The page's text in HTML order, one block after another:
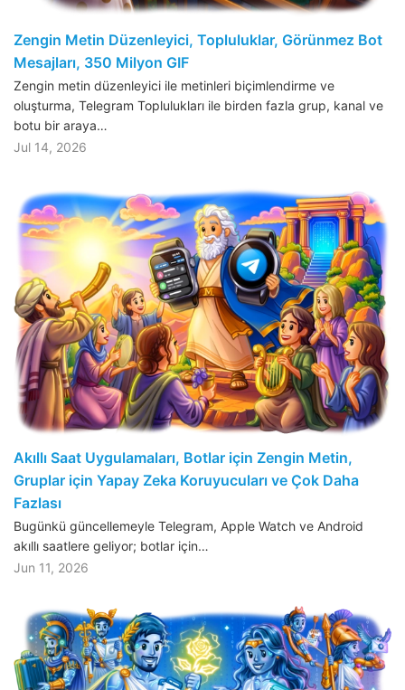
Zengin Metin Düzenleyici, Topluluklar, Görünmez Bot
Mesajları, 350 Milyon GIF
Zengin metin düzenleyici ile metinleri biçimlendirme ve
oluşturma, Telegram Toplulukları ile birden fazla grup, kanal ve
botu bir araya…
Jul 14, 2026
Akıllı Saat Uygulamaları, Botlar için Zengin Metin,
Gruplar için Yapay Zeka Koruyucuları ve Çok Daha
Fazlası
Bugünkü güncellemeyle Telegram, Apple Watch ve Android
akıllı saatlere geliyor; botlar için…
Jun 11, 2026